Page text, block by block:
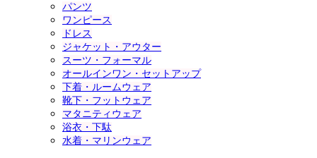
パンツ
ワンピース
ドレス
ジャケット・アウター
スーツ・フォーマル
オールインワン・セットアップ
下着・ルームウェア
靴下・フットウェア
マタニティウェア
浴衣・下駄
水着・マリンウェア